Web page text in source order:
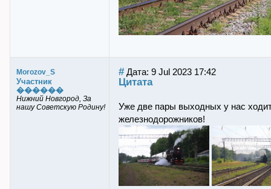
Morozov_S
Участник
������
Нижний Новгород, За
нашу Советскую Родину!
#Дата: 9 Jul 2023 17:42
Цитата
Уже две пары выходных у нас
железнодорожников!